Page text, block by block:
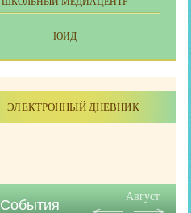
ЮИД
ЭЛЕКТРОННЫЙ ДНЕВНИК
События
Август